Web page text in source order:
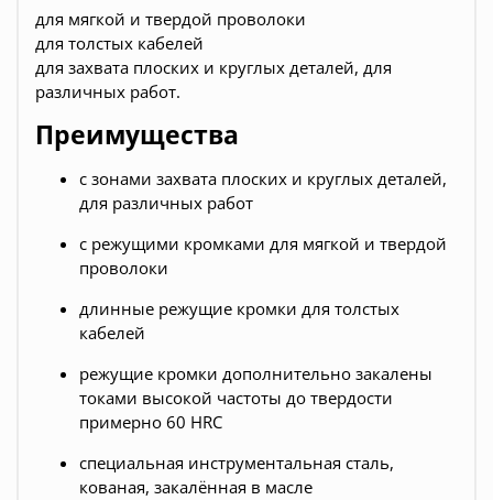
для мягкой и твердой проволоки
для толстых кабелей
для захвата плоских и круглых деталей, для
различных работ.
Преимущества
с зонами захвата плоских и круглых деталей,
для различных работ
с режущими кромками для мягкой и твердой
проволоки
длинные режущие кромки для толстых
кабелей
режущие кромки дополнительно закалены
токами высокой частоты до твердости
примерно 60 HRC
специальная инструментальная сталь,
кованая, закалённая в масле